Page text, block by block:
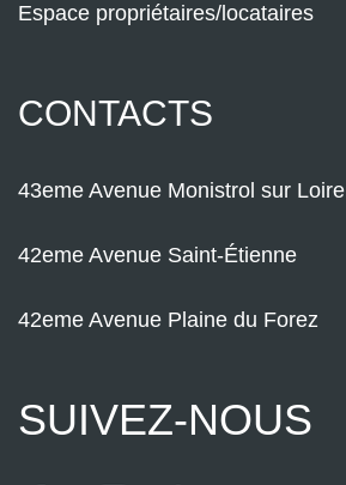
Espace propriétaires/locataires
CONTACTS
43eme Avenue Monistrol sur Loire
42eme Avenue Saint-Étienne
42eme Avenue Plaine du Forez
SUIVEZ-NOUS